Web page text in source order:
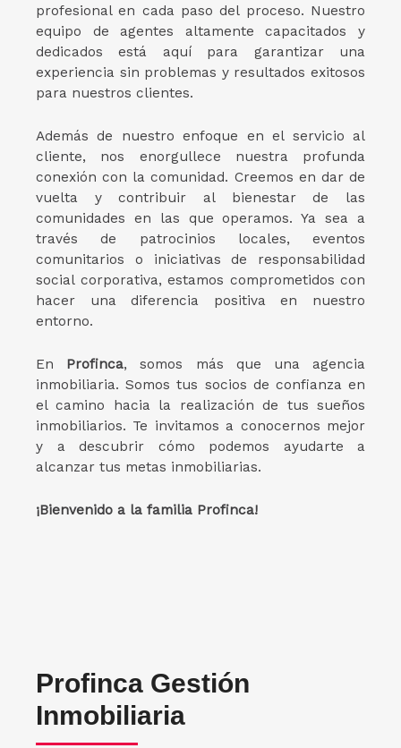
profesional en cada paso del proceso. Nuestro
equipo de agentes altamente capacitados y
dedicados está aquí para garantizar una
experiencia sin problemas y resultados exitosos
para nuestros clientes.
Además de nuestro enfoque en el servicio al
cliente, nos enorgullece nuestra profunda
conexión con la comunidad. Creemos en dar de
vuelta y contribuir al bienestar de las
comunidades en las que operamos. Ya sea a
través de patrocinios locales, eventos
comunitarios o iniciativas de responsabilidad
social corporativa, estamos comprometidos con
hacer una diferencia positiva en nuestro
entorno.
En Profinca, somos más que una agencia
inmobiliaria. Somos tus socios de confianza en
el camino hacia la realización de tus sueños
inmobiliarios. Te invitamos a conocernos mejor
y a descubrir cómo podemos ayudarte a
alcanzar tus metas inmobiliarias.
¡Bienvenido a la familia Profinca!
Profinca Gestión
Inmobiliaria